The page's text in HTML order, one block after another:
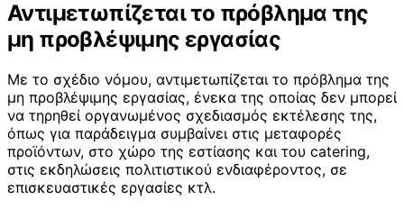
Αντιμετωπίζεται το πρόβλημα της
μη προβλέψιμης εργασίας
Με το σχέδιο νόμου, αντιμετωπίζεται το πρόβλημα της
μη προβλέψιμης εργασίας, ένεκα της οποίας δεν μπορεί
να τηρηθεί οργανωμένος σχεδιασμός εκτέλεσης της,
όπως για παράδειγμα συμβαίνει στις μεταφορές
προϊόντων, στο χώρο της εστίασης και του catering,
στις εκδηλώσεις πολιτιστικού ενδιαφέροντος, σε
επισκευαστικές εργασίες κτλ.